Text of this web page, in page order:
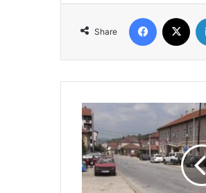
Share
Facebook